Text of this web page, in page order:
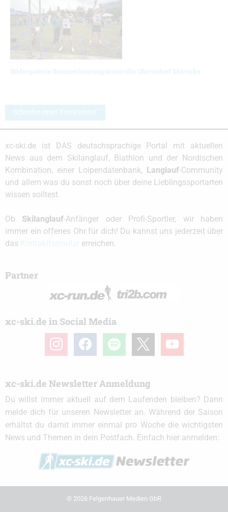
Bildergalerie Sommerleistungskontrolle Oberstdorf Skirocks
Schreibe einen Kommentar
xc-ski.de ist DAS deutschsprachige Portal mit aktuellen
News aus dem Skilanglauf, Biathlon und der Nordischen
Kombination, einer Loipendatenbank, Langlauf-Community
und allem was du sonst noch über deine Lieblingssportarten
wissen solltest.
Ob Skilanglauf-Anfänger oder Profi-Sportler, wir haben
immer ein offenes Ohr für dich! Du kannst uns jederzeit über
das
erreichen.
Partner
xc-ski.de in Social Media
instagramfacebook spotify youtube
xc-ski.de Newsletter Anmeldung
Du willst immer aktuell auf dem Laufenden bleiben? Dann
melde dich für unseren Newsletter an. Während der Saison
erhältst du damit immer einmal pro Woche die wichtigsten
News und Themen in dein Postfach. Einfach hier anmelden:
© 2026 Felgenhauer Medien GbR